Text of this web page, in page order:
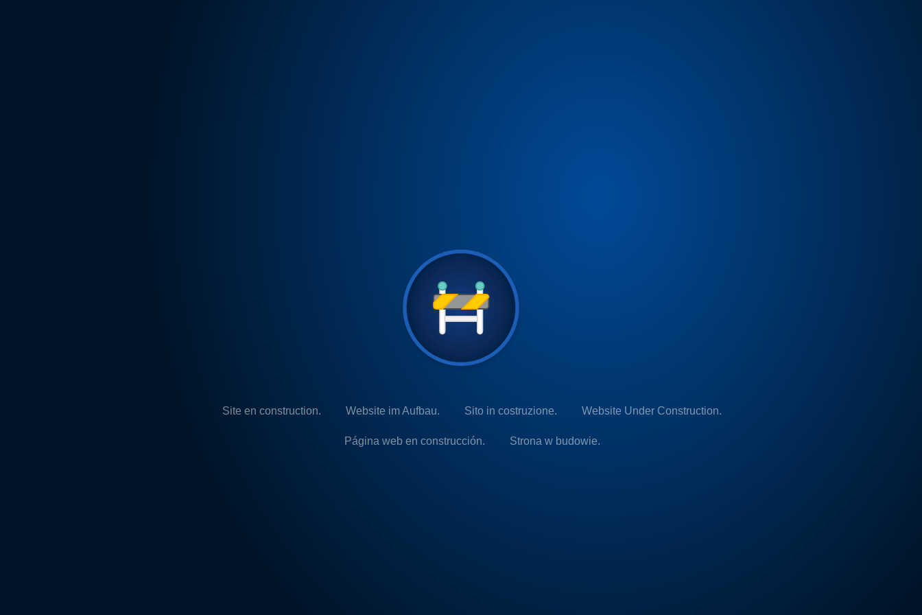
Site en construction. Website im Aufbau. Sito in costruzione. Website Under Construction.
Página web en construcción. Strona w budowie.